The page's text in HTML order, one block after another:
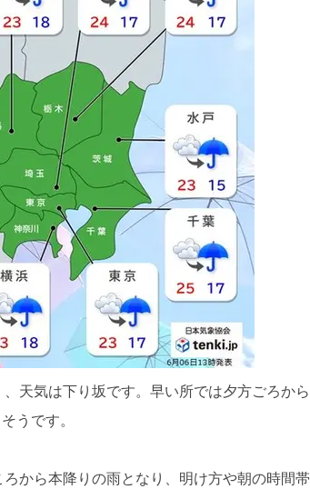
天気は下り坂です。早い所では夕方ごろか
うです。
ら本降りの雨となり、明け方や朝の時間